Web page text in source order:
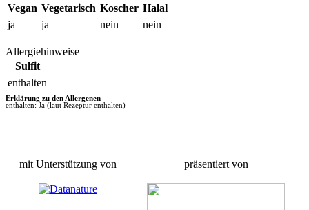
Vegan
ja
Vegetarisch
ja
Koscher
nein
Halal
nein
Allergiehinweise
Sulfit
enthalten
Erklärung zu den Allergenen
enthalten: Ja (laut Rezeptur enthalten)
mit Unterstützung von präsentiert von